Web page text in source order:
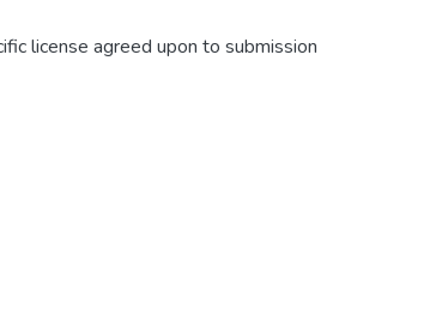
license agreed upon to submission